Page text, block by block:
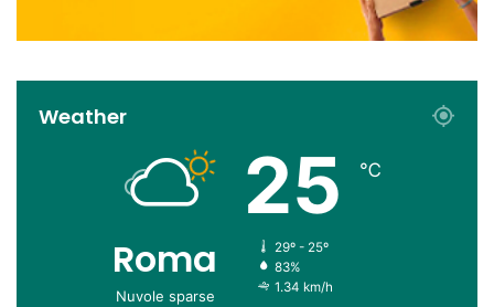
Weather
Roma
Nuvole sparse
25 ℃
29º - 25º
83%
1.34 km/h